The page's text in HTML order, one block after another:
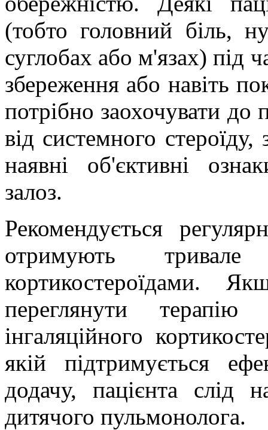
(тобто головний біль,
суглобах або м'язах) під
збереження або навіть
потрібно заохочувати до
від системного
наявні об'єктивні
залоз.
Рекомендується
отримують тривале
кортикостероїдами.
переглянути
інгаляційного
якій підтримується
додачу, пацієнта слід
дитячого пульмонолога.